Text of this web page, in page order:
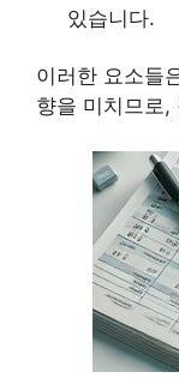
있습니다.
이러한 요소들
향을 미치므로,